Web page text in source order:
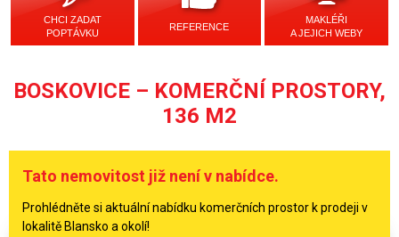
CHCI ZADAT
POPTÁVKU
REFERENCE
MAKLÉŘI
A JEJICH WEBY
BOSKOVICE – KOMERČNÍ PROSTORY,
136 M2
Tato nemovitost již není v nabídce.
Prohlédněte si aktuální nabídku komerčních prostor k prodeji v
lokalitě Blansko a okolí!